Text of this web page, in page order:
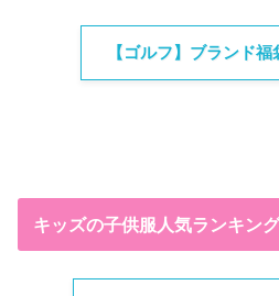
【ゴルフ】ブランド福
キッズの子供服人気ランキング